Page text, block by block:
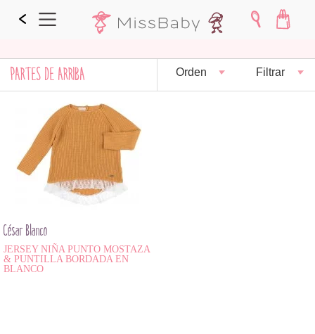
PARTES DE ARRIBA Orden Filtrar
César Blanco
JERSEY NIÑA PUNTO MOSTAZA
& PUNTILLA BORDADA EN
BLANCO